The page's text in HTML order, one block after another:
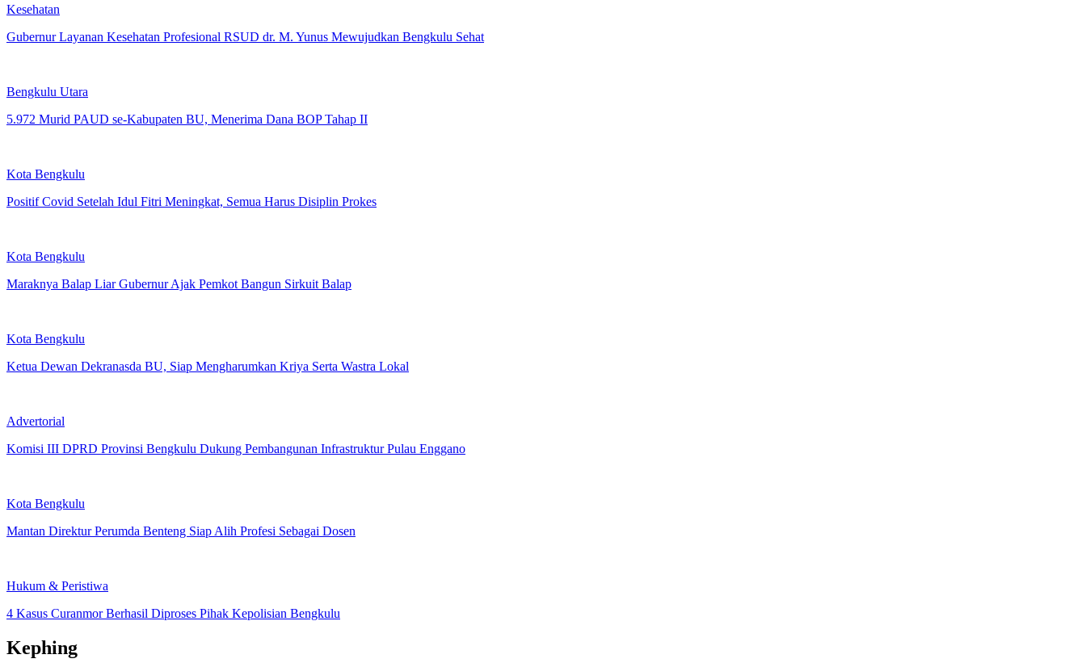
Kesehatan
Gubernur Layanan Kesehatan Profesional RSUD dr. M. Yunus Mewujudkan Bengkulu Sehat
Bengkulu Utara
5.972 Murid PAUD se-Kabupaten BU, Menerima Dana BOP Tahap II
Kota Bengkulu
Positif Covid Setelah Idul Fitri Meningkat, Semua Harus Disiplin Prokes
Kota Bengkulu
Maraknya Balap Liar Gubernur Ajak Pemkot Bangun Sirkuit Balap
Kota Bengkulu
Ketua Dewan Dekranasda BU, Siap Mengharumkan Kriya Serta Wastra Lokal
Advertorial
Komisi III DPRD Provinsi Bengkulu Dukung Pembangunan Infrastruktur Pulau Enggano
Kota Bengkulu
Mantan Direktur Perumda Benteng Siap Alih Profesi Sebagai Dosen
Hukum & Peristiwa
4 Kasus Curanmor Berhasil Diproses Pihak Kepolisian Bengkulu
Kephing